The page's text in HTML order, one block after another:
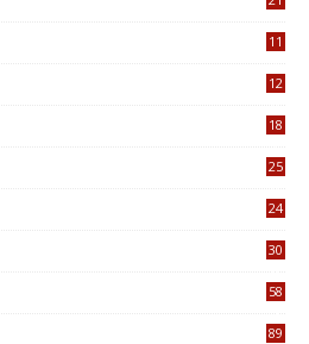
11
12
18
25
24
30
58
89